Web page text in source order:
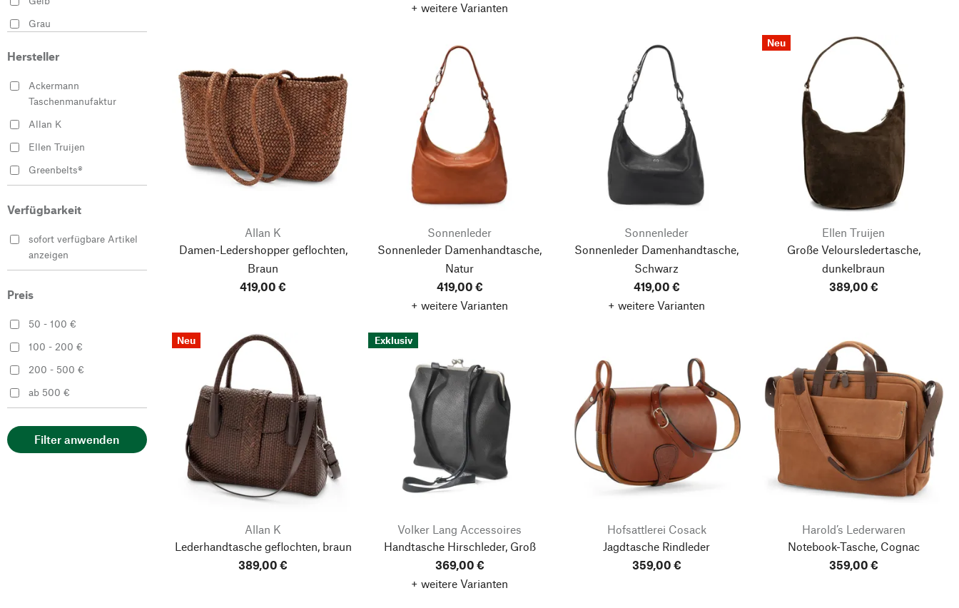
Grau
Schwarz
Hersteller
Ackermann
Taschenmanufaktur
Allan K
Ellen Truijen
Greenbelts®
Harold’s Lederwaren
Hofsattlerei Cosack
Manufactum
Sonnenleder
Volker Lang Accessoires
Werner Schuhe
Verfügbarkeit
sofort verfügbare Artikel
anzeigen
Preis
50 - 100 €
100 - 200 €
200 - 500 €
ab 500 €
Filter anwenden
+ weitere Varianten
Allan K
Damen-Ledershopper geflochten,
Braun
419,00 €
Sonnenleder
Sonnenleder Damenhandtasche,
Natur
419,00 €
+ weitere Varianten
Sonnenleder
Sonnenleder Damenhandtasche,
Schwarz
419,00 €
+ weitere Varianten
Neu
Ellen Truijen
Große Veloursledertasche,
dunkelbraun
389,00 €
Neu
Allan K
Lederhandtasche geflochten, braun
389,00 €
Exklusiv
Volker Lang Accessoires
Handtasche Hirschleder, Groß
369,00 €
+ weitere Varianten
Hofsattlerei Cosack
Jagdtasche Rindleder
359,00 €
Harold’s Lederwaren
Notebook-Tasche, Cognac
359,00 €